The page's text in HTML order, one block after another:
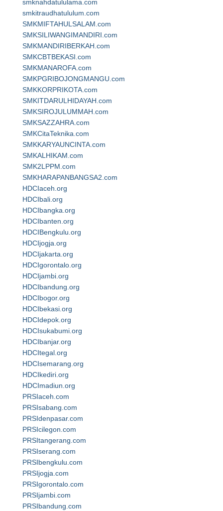
smknahdatululama.com
smkitraudhatululum.com
SMKMIFTAHULSALAM.com
SMKSILIWANGIMANDIRI.com
SMKMANDIRIBERKAH.com
SMKCBTBEKASI.com
SMKMANAROFA.com
SMKPGRIBOJONGMANGU.com
SMKKORPRIKOTA.com
SMKITDARULHIDAYAH.com
SMKSIROJULUMMAH.com
SMKSAZZAHRA.com
SMKCitaTeknika.com
SMKKARYAUNCINTA.com
SMKALHIKAM.com
SMK2LPPM.com
SMKHARAPANBANGSA2.com
HDCIaceh.org
HDCIbali.org
HDCIbangka.org
HDCIbanten.org
HDCIBengkulu.org
HDCIjogja.org
HDCIjakarta.org
HDCIgorontalo.org
HDCIjambi.org
HDCIbandung.org
HDCIbogor.org
HDCIbekasi.org
HDCIdepok.org
HDCIsukabumi.org
HDCIbanjar.org
HDCItegal.org
HDCIsemarang.org
HDCIkediri.org
HDCImadiun.org
PRSIaceh.com
PRSIsabang.com
PRSIdenpasar.com
PRSIcilegon.com
PRSItangerang.com
PRSIserang.com
PRSIbengkulu.com
PRSIjogja.com
PRSIgorontalo.com
PRSIjambi.com
PRSIbandung.com